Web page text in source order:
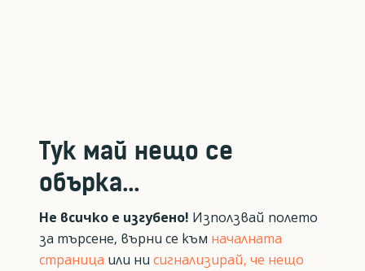
Тук май нещо се
обърка...
Не всичко е изгубено! Използвай полето
за търсене, върни се към началната
страница или ни сигнализирай, че нещо